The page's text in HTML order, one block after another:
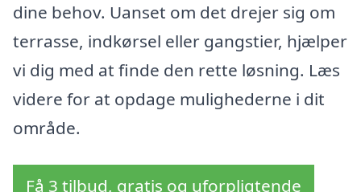
dine behov. Uanset om det drejer sig om
terrasse, indkørsel eller gangstier, hjælper
vi dig med at finde den rette løsning. Læs
videre for at opdage mulighederne i dit
område.
Få 3 tilbud, gratis og uforpligtende